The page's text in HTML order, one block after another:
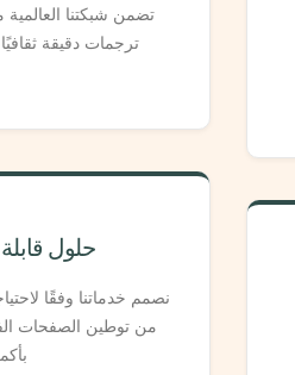
تضمن شبكتنا العالمية
ترجمات دقيقة
حلول
نصمم خدماتنا وفقًا
من توطين الصفحات